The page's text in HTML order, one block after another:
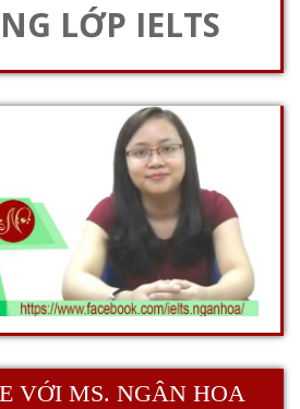
LỚP IELTS
VỚI MS. NGÂN HOA